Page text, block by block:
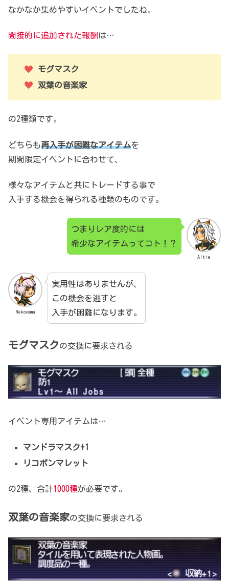
なかなか集めやすいイベントでしたね。
間接的に追加された報酬 は…
モグマスク
双葉の音楽家
の2種類です。
どちらも再入手が困難なアイテムを
期間限定イベントに合わせて、
様々なアイテムと共にトレードする事で
入手する機会を得られる種類のものです。
Altie
つまりレア度的には
希少なアイテムってコト！？
Nekoyama
実用性はありませんが、
この機会を逃すと
入手が困難になります。
モグマスクの交換に要求される
イベント専用アイテムは…
マンドラマスク+1
リコポンマレット
の2種、合計1000種が必要です。
双葉の音楽家の交換に要求される